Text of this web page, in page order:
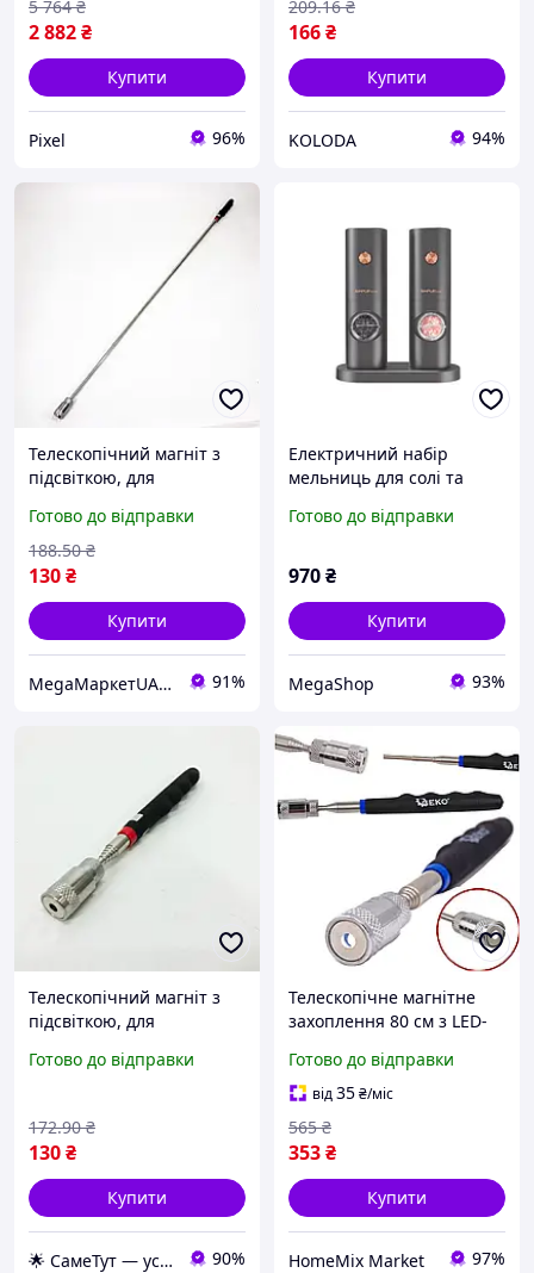
2 882₴
5 764 ₴
Купити
Pixel 96%
166₴
209.16 ₴
Купити
KOLODA 94%
Телескопічний магніт з
підсвіткою, для
важкодоступних місць у
домашніх умовах
Готово до відправки
130₴
188.50 ₴
Купити
MegaМаркетUA — твоє замовлення вже в дорозі 🚚📦✨ 91%
Електричний набір
мельниць для солі та
підсвічуванням на
регульований помол
Готово до відправки
970₴
Купити
MegaShop 93%
Телескопічний магніт з
підсвіткою, для
предметів у
Готово до відправки
130₴
172.90 ₴
Купити
🌟 СамеТут — усе, що потрібно, в одному місці 🌟 90%
Телескопічне магнітне
захоплення 80 см з LED-
підіймання предметів
GEKO
Готово до відправки
від35₴/міс
353₴
565 ₴
Купити
HomeMix Market 97%